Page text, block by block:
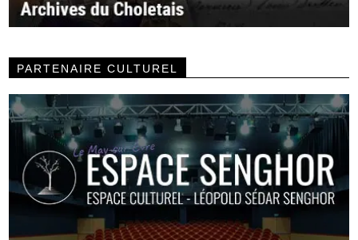
PARTENAIRE CULTUREL